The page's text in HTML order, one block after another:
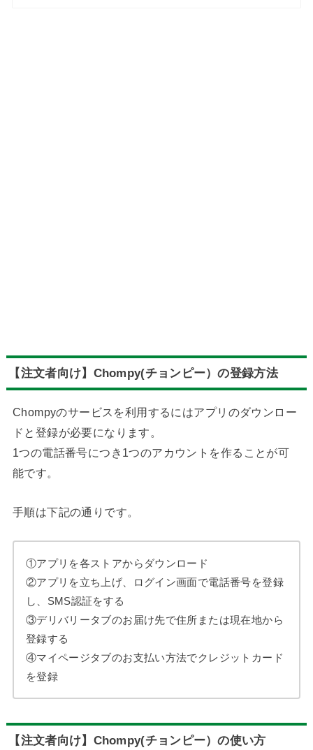
【注文者向け】Chompy(チョンピー）の登録方法
Chompyのサービスを利用するにはアプリのダウンロー
ドと登録が必要になります。
1つの電話番号につき1つのアカウントを作ることが可
能です。
手順は下記の通りです。
①アプリを各ストアからダウンロード
②アプリを立ち上げ、ログイン画面で電話番号を登録
し、SMS認証をする
③デリバリータブのお届け先で住所または現在地から
登録する
④マイページタブのお支払い方法でクレジットカード
を登録
【注文者向け】Chompy(チョンピー）の使い方